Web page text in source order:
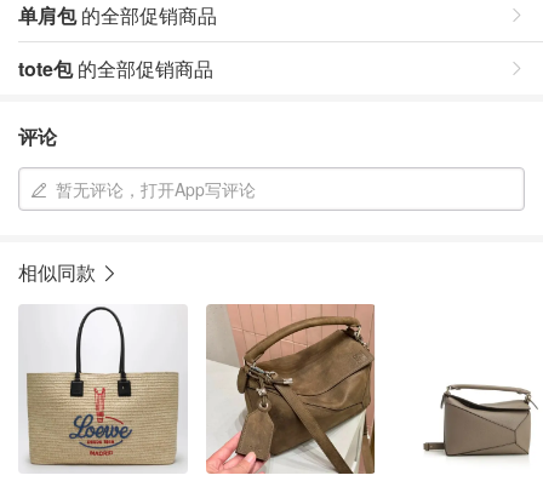
单肩包的全部促销商品
tote包的全部促销商品
评论
暂无评论，打开App写评论
相似同款